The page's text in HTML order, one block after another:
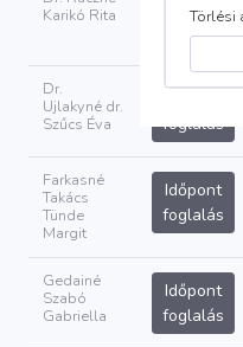
Karikó Rita
Időpont
foglalás
Dr.
Ujlakyné dr.
Szűcs Éva
foglalás
Farkasné
Takács
Tünde
Margit
Időpont
foglalás
Gedainé
Szabó
Gabriella
Időpont
foglalás
Törlési